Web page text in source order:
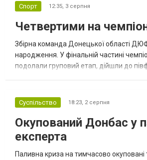
Спорт 12:35, 3 серпня
Четвертими на
Збірна команда Донецької області
народження. У фінальній частині
подолали груповий етап, дійшли до
Суспільство 18:23, 2 серпня
Окупований Донбас у
експерта
Паливна криза на тимчасово